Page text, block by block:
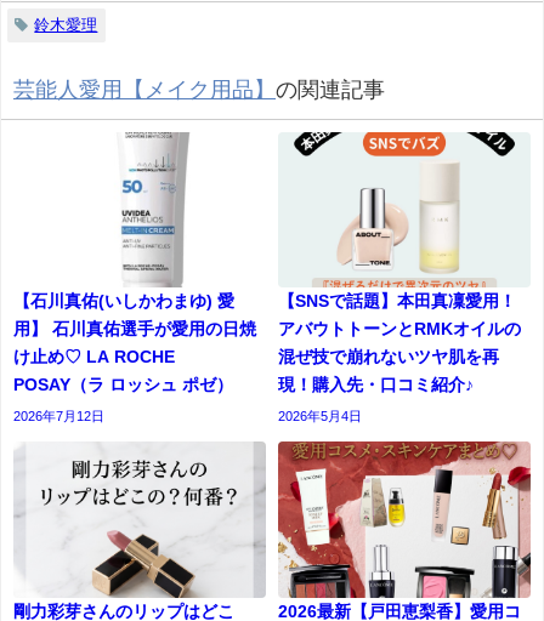
鈴木愛理
芸能人愛用【メイク用品】 の関連記事
【石川真佑(いしかわまゆ) 愛
用】 石川真佑選手が愛用の日焼
け止め♡ LA ROCHE
POSAY（ラ ロッシュ ポゼ）
2026年7月12日
【SNSで話題】本田真凜愛用！
アバウトトーンとRMKオイルの
混ぜ技で崩れないツヤ肌を再
現！購入先・口コミ紹介♪
2026年5月4日
剛力彩芽さんのリップはどこ
2026最新【戸田恵梨香】愛用コ